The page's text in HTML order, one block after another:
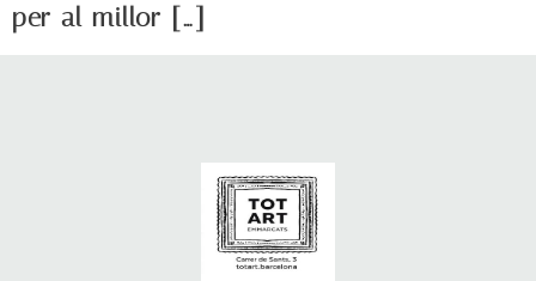
per al millor […]